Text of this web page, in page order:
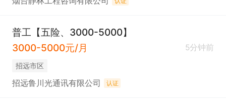
普工【五险、3000-5000】
3000-5000元/月
5分钟前
招远市区
招远鲁川光通讯有限公司 认证